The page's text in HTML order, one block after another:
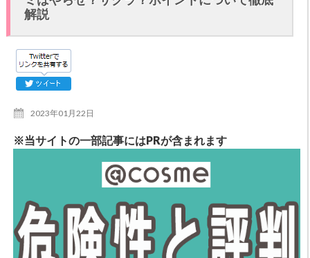
解説
2023年01月22日
※当サイトの一部記事にはPRが含まれます